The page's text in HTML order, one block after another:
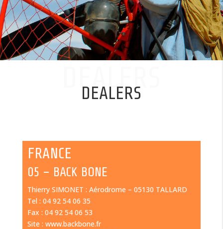
DEALERS
DEALERS
FRANCE
05 – BACK BONE
Thierry SIMONET : Aérodrome – 05130 TALLARD
Tel : 04 92 54 06 35
Fax : 04 92 54 06 53
Site : www.backbone.fr